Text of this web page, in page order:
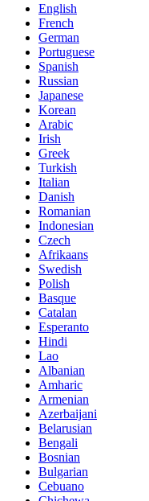
English
French
German
Portuguese
Spanish
Russian
Japanese
Korean
Arabic
Irish
Greek
Turkish
Italian
Danish
Romanian
Indonesian
Czech
Afrikaans
Swedish
Polish
Basque
Catalan
Esperanto
Hindi
Lao
Albanian
Amharic
Armenian
Azerbaijani
Belarusian
Bengali
Bosnian
Bulgarian
Cebuano